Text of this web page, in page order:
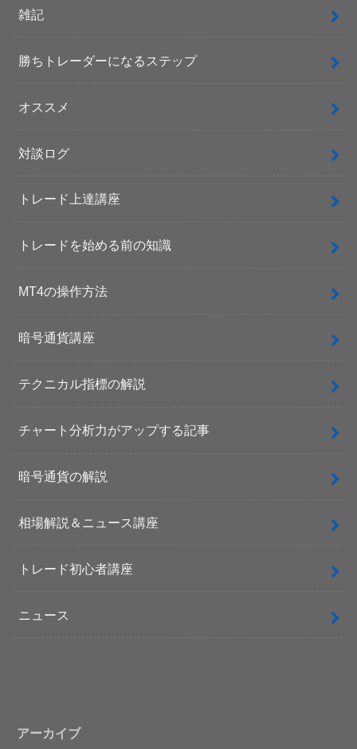
雑記
勝ちトレーダーになるステップ
オススメ
対談ログ
トレード上達講座
トレードを始める前の知識
MT4の操作方法
暗号通貨講座
テクニカル指標の解説
チャート分析力がアップする記事
暗号通貨の解説
相場解説＆ニュース講座
トレード初心者講座
ニュース
アーカイブ